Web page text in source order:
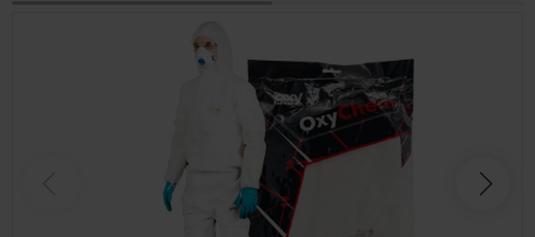
Poprzedni